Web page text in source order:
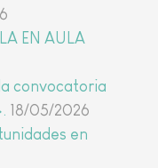
EN AULA
convocatoria
18/05/2026
en